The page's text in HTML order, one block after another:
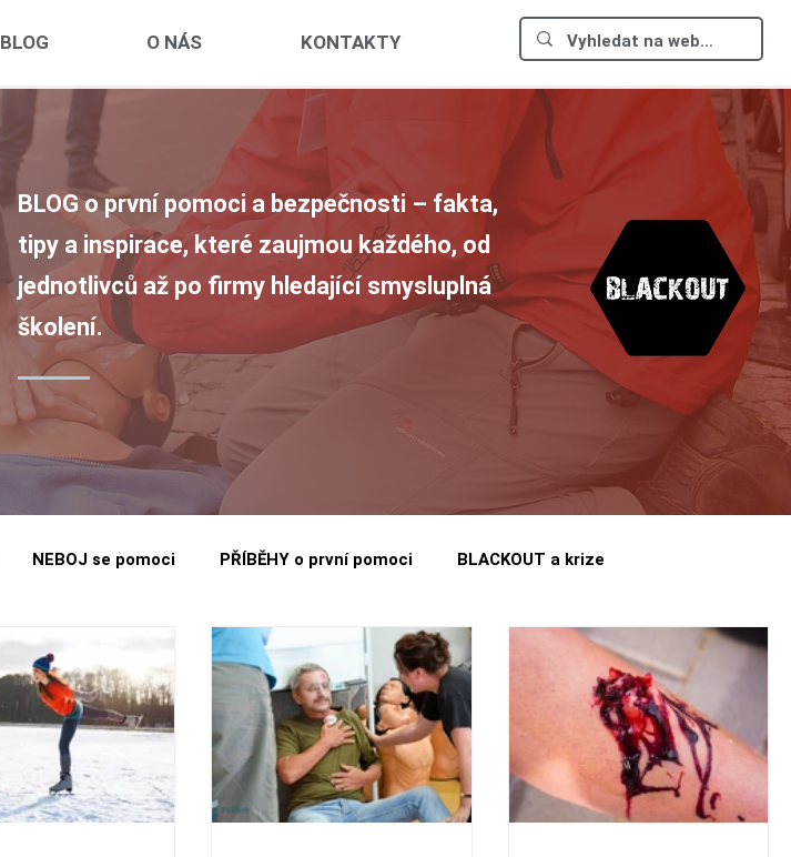
BLOG O NÁS KONTAKTY
BLOG o první pomoci a bezpečnosti – fakta,
tipy a inspirace, které zaujmou každého, od
jednotlivců až po firmy hledající smysluplná
školení.
NEBOJ se pomoci PŘÍBĚHY o první pomoci BLACKOUT a krize